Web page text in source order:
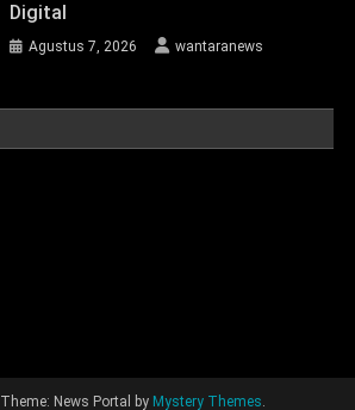
Digital
Agustus 7, 2026 wantaranews
Theme: News Portal by Mystery Themes.